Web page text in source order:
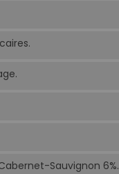
Sauvignon 6%.